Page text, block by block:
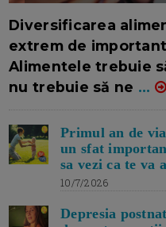
Diversificarea
extrem de
Alimentele trebuie
nu trebuie să ne ...
Primul an de
un sfat
sa vezi ca te va
10/7/2026
Depresia